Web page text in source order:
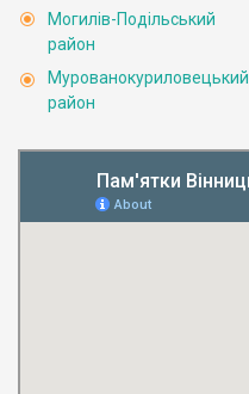
Могилів-Подільський
район
Мурованокуриловецький
район